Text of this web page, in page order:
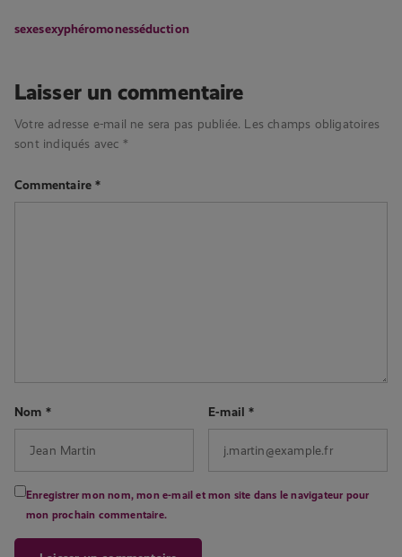
sexesexyphéromonesséduction
Laisser un commentaire
Votre adresse e-mail ne sera pas publiée. Les champs obligatoires
sont indiqués avec *
Commentaire*
Nom * E-mail*
Enregistrer mon nom, mon e-mail et mon site dans le navigateur pour
mon prochain commentaire.